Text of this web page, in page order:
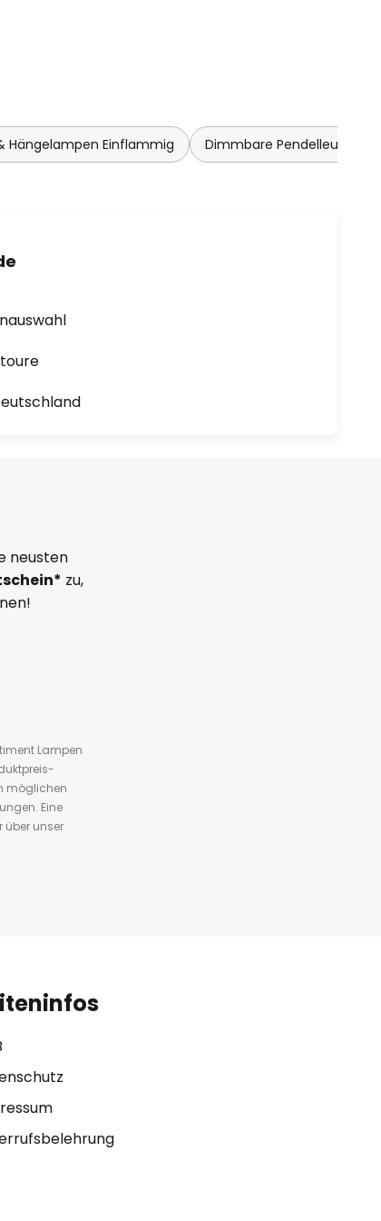
Hängelampen Einflammig Dimmbare
neusten
zu,
Lampen
möglichen
Eine
über unser